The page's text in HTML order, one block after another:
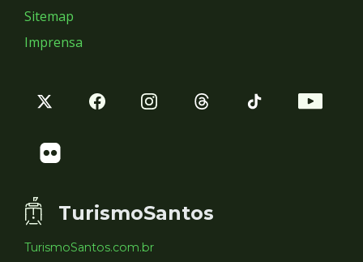
Sitemap
Imprensa
TurismoSantos
TurismoSantos.com.br